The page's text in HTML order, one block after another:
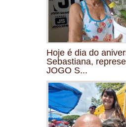
Hoje é dia do
Sebastiana,
JOGO S...